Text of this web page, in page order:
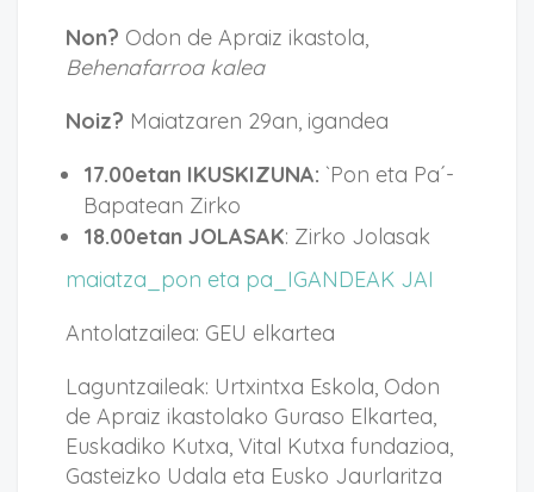
Non? Odon de Apraiz ikastola,
Behenafarroa kalea
Noiz? Maiatzaren 29an, igandea
17.00etan IKUSKIZUNA: `Pon eta Pa´-
Bapatean Zirko
18.00etan JOLASAK: Zirko Jolasak
maiatza_pon eta pa_IGANDEAK JAI
Antolatzailea: GEU elkartea
Laguntzaileak: Urtxintxa Eskola, Odon
de Apraiz ikastolako Guraso Elkartea,
Euskadiko Kutxa, Vital Kutxa fundazioa,
Gasteizko Udala eta Eusko Jaurlaritza